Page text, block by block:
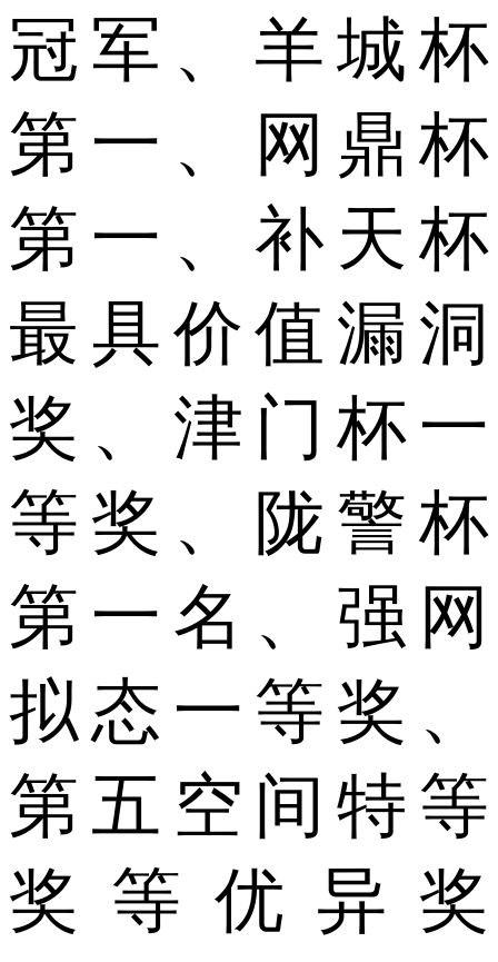
冠军、羊城杯
第一、网鼎杯
第一、补天杯
最具价值漏洞
奖、津门杯一
等奖、陇警杯
第一名、强网
拟态一等奖、
第五空间特等
奖等优异奖